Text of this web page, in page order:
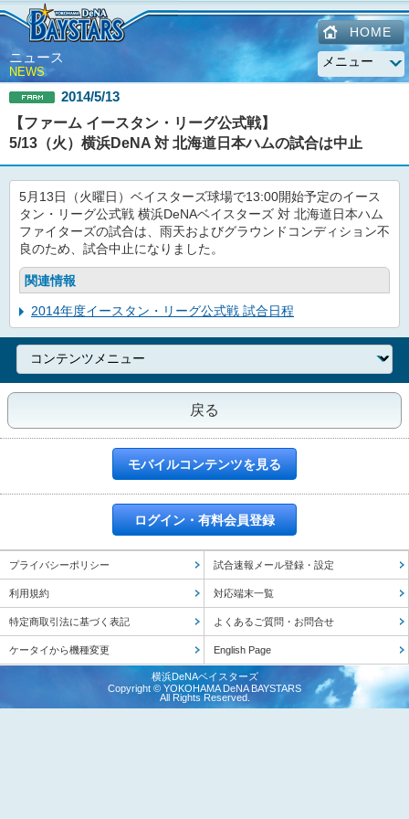
HOME
ニュース
NEWS
2014/5/13
【ファーム イースタン・リーグ公式戦】
5/13（火）横浜DeNA 対 北海道日本ハムの試合は中止
5月13日（火曜日）ベイスターズ球場で13:00開始予定のイース
タン・リーグ公式戦 横浜DeNAベイスターズ 対 北海道日本ハム
ファイターズの試合は、雨天およびグラウンドコンディション不
良のため、試合中止になりました。
関連情報
2014年度イースタン・リーグ公式戦 試合日程
戻る
モバイルコンテンツを見る
ログイン・有料会員登録
プライバシーポリシー 試合速報メール登録・設定
利用規約 対応端末一覧
特定商取引法に基づく表記 よくあるご質問・お問合せ
ケータイから機種変更 English Page
横浜DeNAベイスターズ
Copyright © YOKOHAMA DeNA BAYSTARS
All Rights Reserved.